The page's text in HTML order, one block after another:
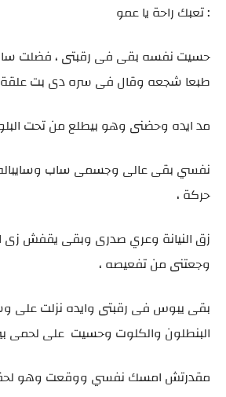
: تعبك راحة يا عمو
حسيت نفسه بقى فى رقبتى ، فضلت
طبعا شجعه وقال فى سره دى بت علقة
مد ايده وحضنى وهو بيطلع من تحت
نفسي بقى عالى وجسمى ساب
حركة ،
زق النيانة وعري صدرى وبقى يقفش زى
وجعتنى من تفعيصه ،
بقى يبوس فى رقبتى وايده نزلت على
البنطلون والكلوت وحسيت على لحمى
مقدرتش امسك نفسي ووقعت وهو